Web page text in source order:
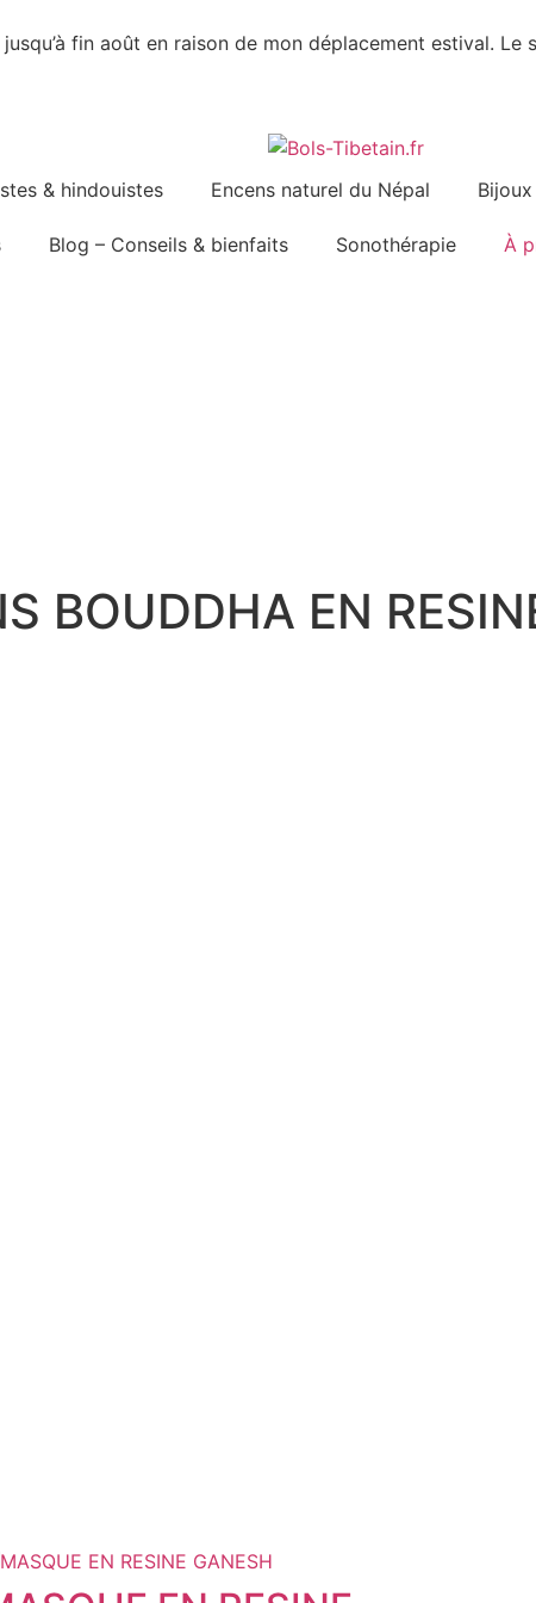
fin août en raison de mon déplacement estival.
& hindouistes Encens naturel du Népal
Blog – Conseils & bienfaits Sonothérapie À
BOUDDHA EN